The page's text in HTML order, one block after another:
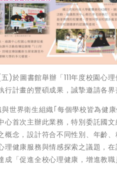
)於圖書館舉辦「111年度校園心
計畫的豐碩成果，誠摯邀請各界
世界衛生組織｢每個學校皆為健
心首次主辦此業務，特別委託國
概念，設計符合不同性別、年齡
理健康服務與情感探索之議題，
「促進全校心理健康，增進教